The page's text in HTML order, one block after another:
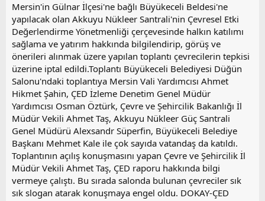
i
Mersin'in Gülnar İlçesi'ne bağlı Büyükeceli Beldesi'ne
yapılacak olan Akkuyu Nükleer Santrali'nin Çevresel Etki
Değerlendirme Yönetmenliği çerçevesinde halkın katılımı
sağlama ve yatırım hakkında bilgilendirip, görüş ve
önerileri alınmak üzere yapılan toplantı çevrecilerin tepkisi
üzerine iptal edildi.Toplantı Büyükeceli Belediyesi Düğün
Salonu'ndaki toplantıya Mersin Vali Yardımcısı Ahmet
Hikmet Şahin, ÇED İzleme Denetim Genel Müdür
Yardımcısı Osman Öztürk, Çevre ve Şehircilik Bakanlığı İl
Müdür Vekili Ahmet Taş, Akkuyu Nükleer Güç Santrali
Genel Müdürü Alexsandr Süperfin, Büyükeceli Belediye
Başkanı Mehmet Kale ile çok sayıda vatandaş da katıldı.
Toplantının açılış konuşmasını yapan Çevre ve Şehircilik İl
Müdür Vekili Ahmet Taş, ÇED raporu hakkında bilgi
vermeye çalıştı. Bu sırada salonda bulunan çevreciler sık
sık slogan atarak konuşmaya engel oldu. DOKAY-ÇED